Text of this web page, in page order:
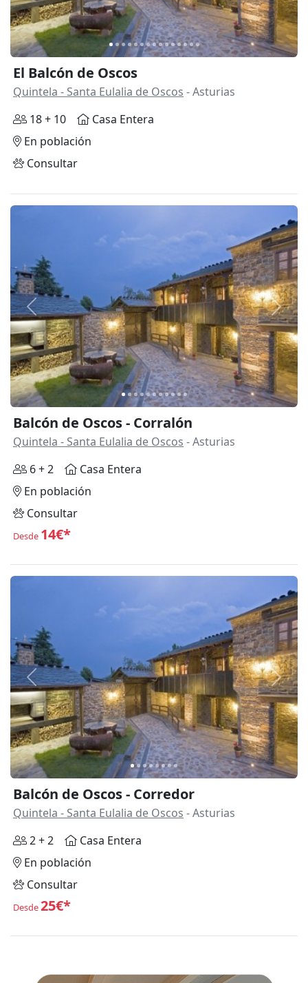
El Balcón de Oscos
Quintela - Santa Eulalia de Oscos - Asturias
18 + 10
Casa Entera
En población
Consultar
Anterior
Balcón de Oscos - Corralón
Quintela - Santa Eulalia de Oscos - Asturias
6 + 2
Casa Entera
En población
Consultar
Desde 14€*
Anterior
Balcón de Oscos - Corredor
Quintela - Santa Eulalia de Oscos - Asturias
2 + 2
Casa Entera
En población
Consultar
Desde25€*